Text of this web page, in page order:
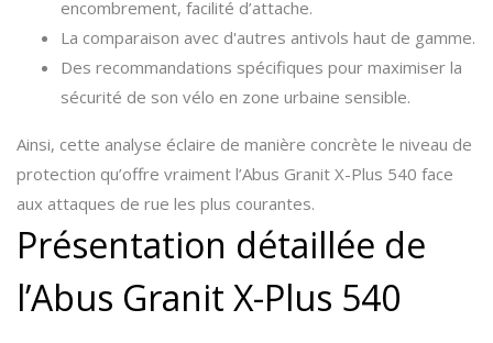
encombrement, facilité d’attache.
La comparaison avec d'autres antivols haut de gamme.
Des recommandations spécifiques pour maximiser la
sécurité de son vélo en zone urbaine sensible.
Ainsi, cette analyse éclaire de manière concrète le niveau de
protection qu’offre vraiment l’Abus Granit X-Plus 540 face
aux attaques de rue les plus courantes.
Présentation détaillée de
l’Abus Granit X-Plus 540